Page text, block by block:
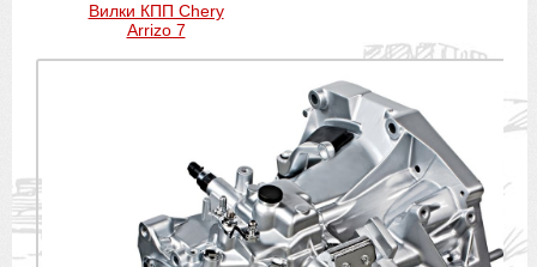
Вилки КПП Chery
Arrizo 7